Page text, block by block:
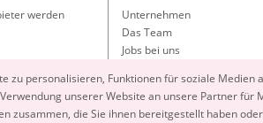
zu per­so­na­li­sie­ren, Funk­tio­nen für so­zia­le
un­se­rer Web­site an un­se­re Part­ner
zu­sam­men, die Sie ihnen be­reit­ge­stellt haben
werden
Unternehmen
Das Team
Jobs bei uns
Kontakt
Impressum